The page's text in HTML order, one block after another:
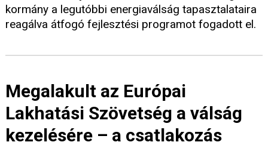
kormány a legutóbbi energiaválság tapasztalataira
reagálva átfogó fejlesztési programot fogadott el.
Megalakult az Európai
Lakhatási Szövetség a válság
kezelésére – a csatlakozás